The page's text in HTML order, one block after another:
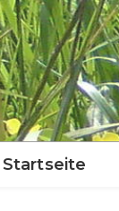
Startseite